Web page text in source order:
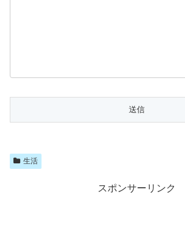
生活
スポンサーリンク